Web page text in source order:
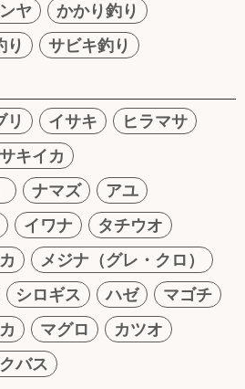
ヤ
かかり釣り
り
サビキ釣り
リ イサキ
ヒラマサ
キイカ
ナマズ
アユ
イワナ
タチウオ
メジナ（グレ・クロ）
シロギス ハゼ
マゴチ
マグロ
カツオ
バス